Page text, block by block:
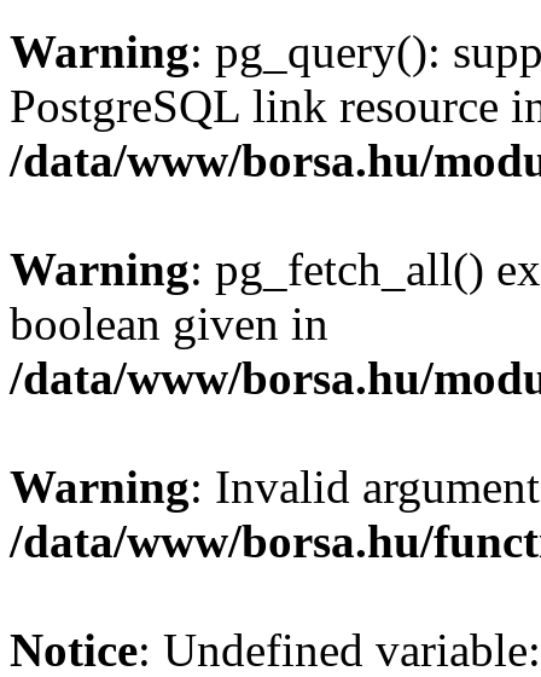
Warning: pg_query():
PostgreSQL link resource
/data/www/borsa.hu/
Warning: pg_fetch_all()
boolean given in
/data/www/borsa.hu/
Warning: Invalid
/data/www/borsa.hu/
Notice: Undefined